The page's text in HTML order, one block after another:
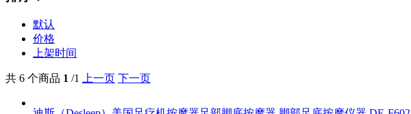
默认
价格
上架时间
共 6 个商品 1 /1 上一页 下一页